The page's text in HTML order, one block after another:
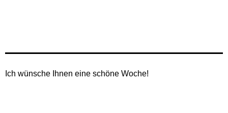
Ich wünsche Ihnen eine schöne Woche!